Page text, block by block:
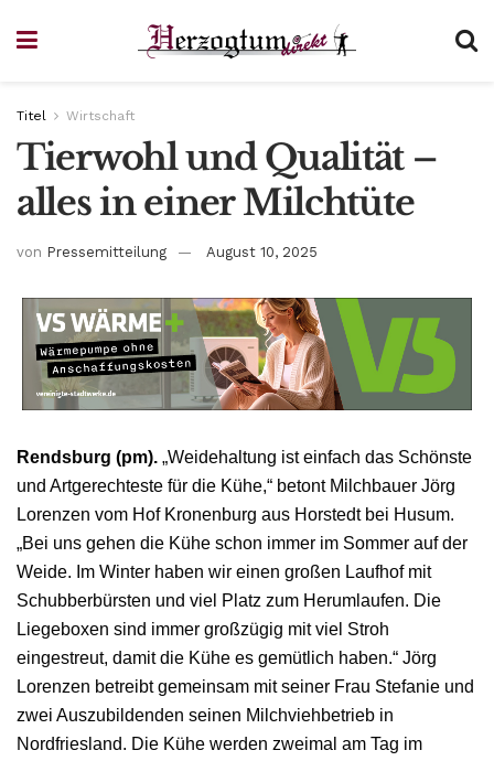
Titel Wirtschaft
Tierwohl und Qualität –
alles in einer Milchtüte
von Pressemitteilung August 10, 2025
Rendsburg (pm). „Weidehaltung ist einfach das Schönste
und Artgerechteste für die Kühe,“ betont Milchbauer Jörg
Lorenzen vom Hof Kronenburg aus Horstedt bei Husum.
„Bei uns gehen die Kühe schon immer im Sommer auf der
Weide. Im Winter haben wir einen großen Laufhof mit
Schubberbürsten und viel Platz zum Herumlaufen. Die
Liegeboxen sind immer großzügig mit viel Stroh
eingestreut, damit die Kühe es gemütlich haben.“ Jörg
Lorenzen betreibt gemeinsam mit seiner Frau Stefanie und
zwei Auszubildenden seinen Milchviehbetrieb in
Nordfriesland. Die Kühe werden zweimal am Tag im